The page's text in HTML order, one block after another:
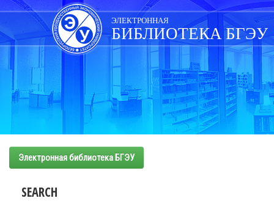
Skip
navigation
ЭЛЕКТРОННАЯ
БИБЛИОТЕКА БГЭУ
Электронная библиотека БГЭУ
SEARCH